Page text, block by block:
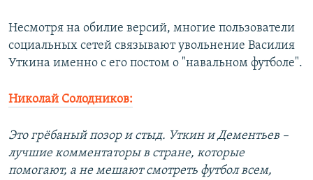
Несмотря на обилие версий, многие пользователи
социальных сетей связывают увольнение Василия
Уткина именно с его постом о "навальном футболе".
Николай Солодников:
Это грёбаный позор и стыд. Уткин и Дементьев –
лучшие комментаторы в стране, которые
помогают, а не мешают смотреть футбол всем,